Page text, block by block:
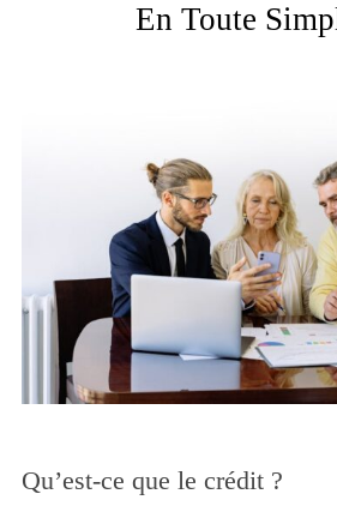
En Toute
Qu’est-ce que le crédit ?